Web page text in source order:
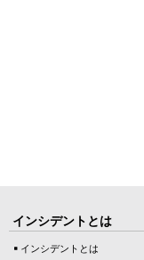
インシデントとは
インシデントとは